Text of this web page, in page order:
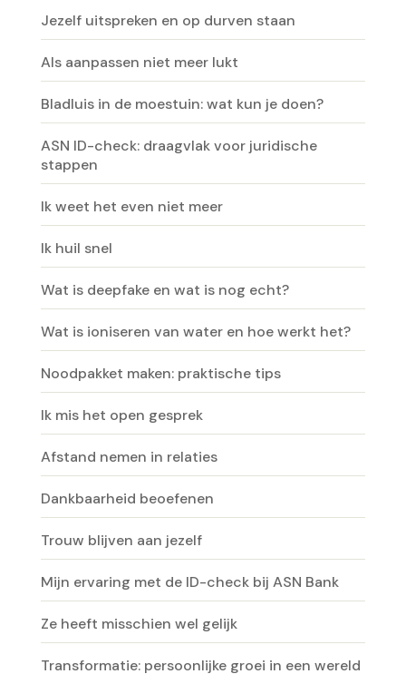
Jezelf uitspreken en op durven staan
Als aanpassen niet meer lukt
Bladluis in de moestuin: wat kun je doen?
ASN ID-check: draagvlak voor juridische
stappen
Ik weet het even niet meer
Ik huil snel
Wat is deepfake en wat is nog echt?
Wat is ioniseren van water en hoe werkt het?
Noodpakket maken: praktische tips
Ik mis het open gesprek
Afstand nemen in relaties
Dankbaarheid beoefenen
Trouw blijven aan jezelf
Mijn ervaring met de ID-check bij ASN Bank
Ze heeft misschien wel gelijk
Transformatie: persoonlijke groei in een wereld